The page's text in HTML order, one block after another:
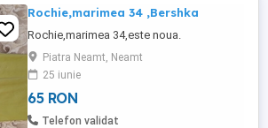
Rochie,marimea 34 ,Bershka
Rochie,marimea 34,este noua.
Piatra Neamt, Neamt
25 iunie
65 RON
Telefon validat